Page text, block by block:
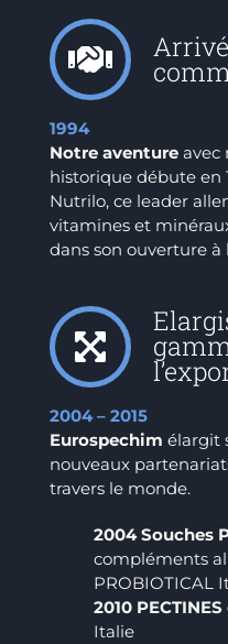
1994
Notre aventureavec
historique débute en
Nutrilo, ce leader
vitamines et
dans son ouverture à
2004 – 2015
Eurospechim élargit
nouveaux
travers le monde.
2004 Souches
compléments
PROBIOTICAL
2010
Italie